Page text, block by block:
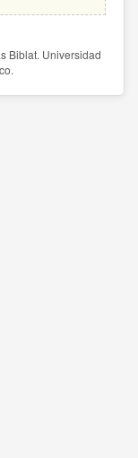
Biblat. Universidad